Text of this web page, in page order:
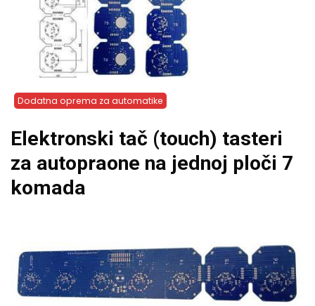
Dodatna oprema za automatike
Elektronski tač (touch) tasteri
za autopraone na jednoj ploči 7
komada